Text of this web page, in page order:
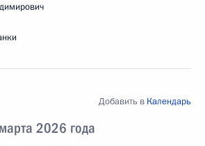
2026 года
Добавить в Календарь